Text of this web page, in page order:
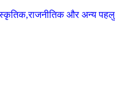
और अन्य